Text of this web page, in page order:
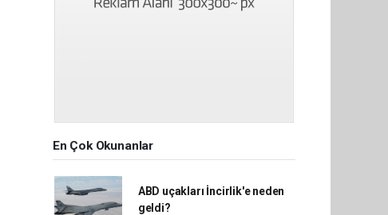
En Çok Okunanlar
ABD uçakları İncirlik'e neden
geldi?